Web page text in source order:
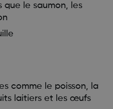
que le saumon, les
comme le poisson, la
laitiers et les œufs